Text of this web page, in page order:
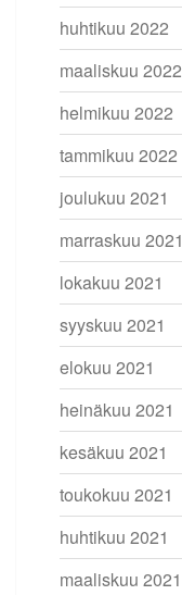
huhtikuu 2022
maaliskuu 2022
helmikuu 2022
tammikuu 2022
joulukuu 2021
marraskuu 2021
lokakuu 2021
syyskuu 2021
elokuu 2021
heinäkuu 2021
kesäkuu 2021
toukokuu 2021
huhtikuu 2021
maaliskuu 2021